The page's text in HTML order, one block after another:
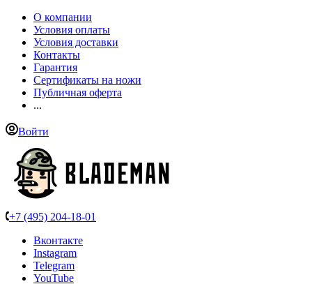
О компании
Условия оплаты
Условия доставки
Контакты
Гарантия
Сертификаты на ножи
Публичная оферта
...
Войти
+7 (495) 204-18-01
Вконтакте
Instagram
Telegram
YouTube